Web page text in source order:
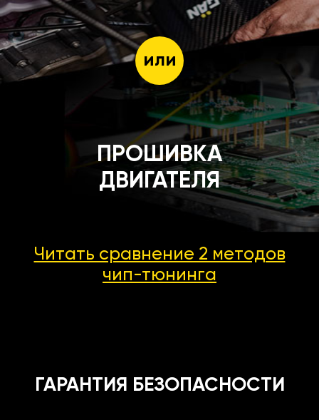
или
ПРОШИВКА
ДВИГАТЕЛЯ
Читать сравнение 2 методов
чип-тюнинга
ГАРАНТИЯ БЕЗОПАСНОСТИ